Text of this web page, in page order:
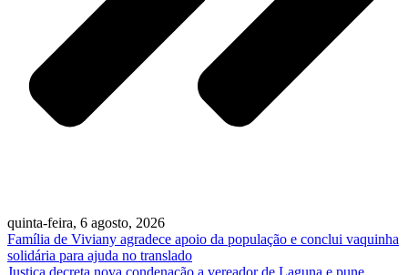
quinta-feira, 6 agosto, 2026
Família de Viviany agradece apoio da população e conclui vaquinha
solidária para ajuda no translado